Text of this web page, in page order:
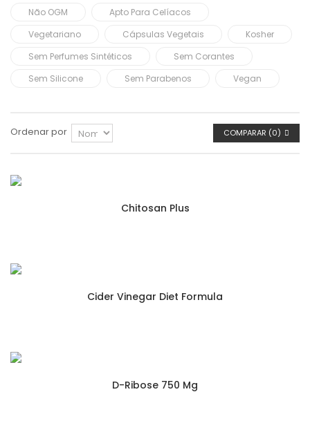
Não OGM
Apto Para Celíacos
Vegetariano
Cápsulas Vegetais
Kosher
Sem Perfumes Sintéticos
Sem Corantes
Sem Silicone
Sem Parabenos Vegan
COMPARAR (0)
Ordenar por
Chitosan Plus
Cider Vinegar Diet Formula
D-Ribose 750 Mg